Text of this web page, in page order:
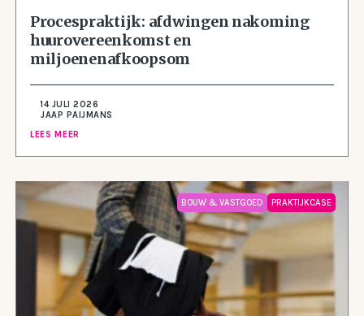
Procespraktijk: afdwingen nakoming
huurovereenkomst en
miljoenenafkoopsom
14 JULI 2026
JAAP PAIJMANS
LEES MEER
BOUW & VASTGOED PRAKTIJKCASE